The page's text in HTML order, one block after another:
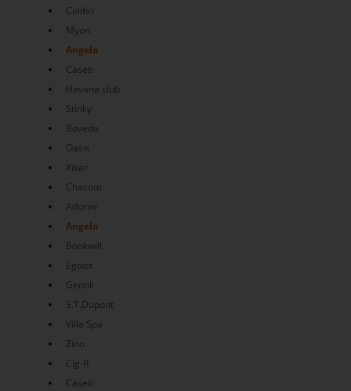
Colibri
Myon
Angelo
Caseti
Havana club
Stinky
Boveda
Oasis
Xikar
Chacom
Adorini
Angelo
Bookwill
Egoist
Gentili
S.T.Dupont
Villa Spa
Zino
Cig-R
Caseti